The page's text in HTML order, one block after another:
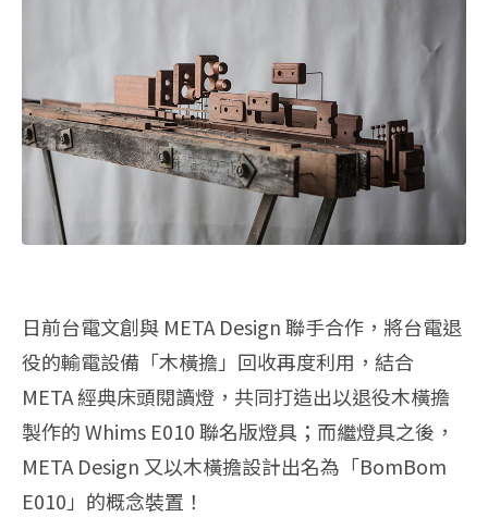
日前台電文創與 META Design 聯手合作，將台電退
役的輸電設備「木橫擔」回收再度利用，結合
META‭ ‬經典床頭閱讀燈，共同打造出以退役木橫擔
製作的 Whims E010 聯名版燈具；而繼燈具之後，
META Design 又以木橫擔設計出名為「BomBom
E010」的概念裝置！